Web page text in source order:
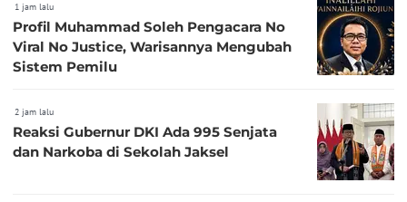
1 jam lalu
Profil Muhammad Soleh Pengacara No
Viral No Justice, Warisannya Mengubah
Sistem Pemilu
2 jam lalu
Reaksi Gubernur DKI Ada 995 Senjata
dan Narkoba di Sekolah Jaksel